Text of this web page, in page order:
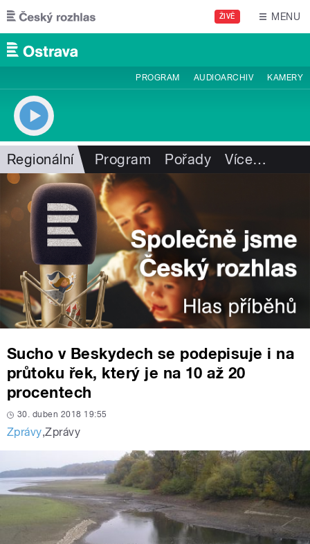
Přejít k hlavnímu obsahu
ŽIVĚ MENU
PROGRAM AUDIOARCHIV KAMERY
Regionální Program Pořady Více…
Sucho v Beskydech se podepisuje i na
průtoku řek, který je na 10 až 20
procentech
30. duben 2018 19:55
Zprávy,Zprávy